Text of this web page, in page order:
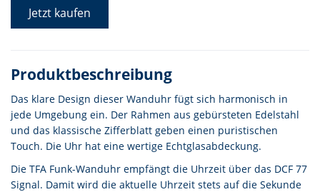
Jetzt kaufen
Produktbeschreibung
Das klare Design dieser Wanduhr fügt sich harmonisch in
jede Umgebung ein. Der Rahmen aus gebürsteten Edelstahl
und das klassische Zifferblatt geben einen puristischen
Touch. Die Uhr hat eine wertige Echtglasabdeckung.
Die TFA Funk-Wanduhr empfängt die Uhrzeit über das DCF 77
Signal. Damit wird die aktuelle Uhrzeit stets auf die Sekunde